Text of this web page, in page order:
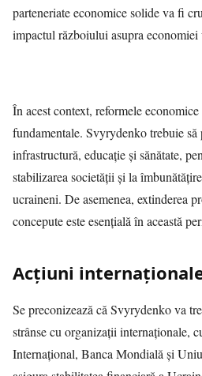
parteneriate economice solide va fi
impactul războiului asupra economiei
În acest context, reformele
fundamentale. Svyrydenko trebuie
infrastructură, educație și sănătate,
stabilizarea societății și la
ucraineni. De asemenea, extinderea
concepute este esențială în această
Acțiuni
Se preconizează că Svyrydenko va
strânse cu organizații internaționale,
Internațional, Banca Mondială și